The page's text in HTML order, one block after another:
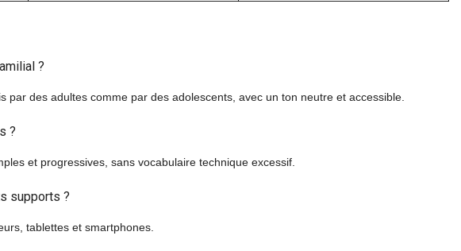
?
par des adultes comme par des adolescents, avec un ton neutre et accessible.
?
et progressives, sans vocabulaire technique excessif.
supports ?
tablettes et smartphones.